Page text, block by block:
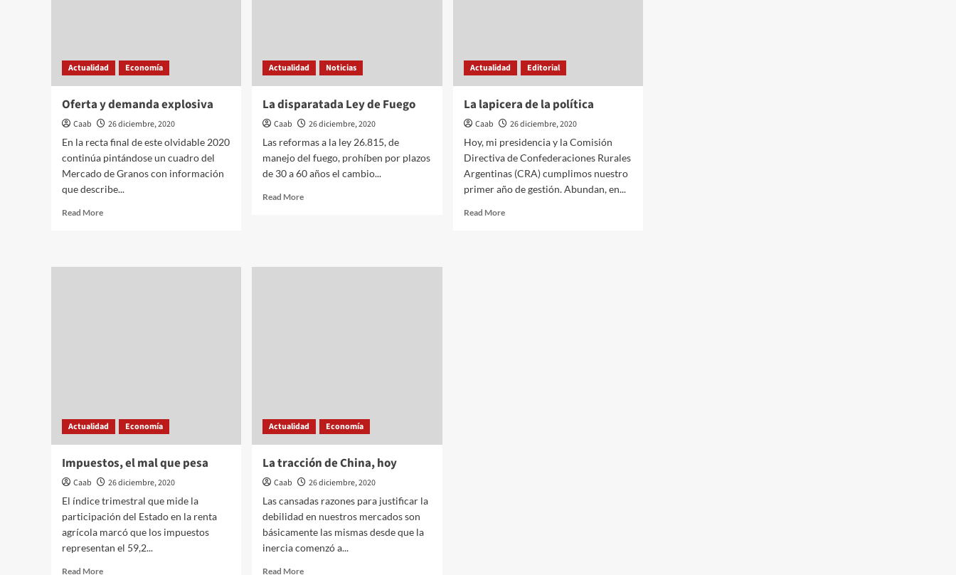
Actualidad Economía
Oferta y demanda explosiva
Caab
26 diciembre, 2020
En la recta final de este olvidable 2020
continúa pintándose un cuadro del
Mercado de Granos con información
que describe...
Read MoreRead
y
Actualidad Noticias
La disparatada Ley de Fuego
Caab
26 diciembre, 2020
Las reformas a la ley 26.815, de
manejo del fuego, prohíben por plazos
de 30 a 60 años el cambio...
Read MoreRead
Actualidad Editorial
La lapicera de la política
Caab
26 diciembre, 2020
Hoy, mi presidencia y la Comisión
Directiva de Confederaciones Rurales
Argentinas (CRA) cumplimos nuestro
primer año de gestión. Abundan, en...
Read MoreRead
Actualidad Economía
Impuestos, el mal que pesa
Caab
26 diciembre, 2020
El índice trimestral que mide la
participación del Estado en la renta
agrícola marcó que los impuestos
representan el 59,2...
Read MoreRead
Actualidad Economía
La tracción de China, hoy
Caab
26 diciembre, 2020
Las cansadas razones para justificar la
debilidad en nuestros mercados son
básicamente las mismas desde que la
inercia comenzó a...
Read MoreRead